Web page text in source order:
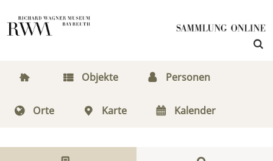
Objekte Personen
Orte Karte Kalender